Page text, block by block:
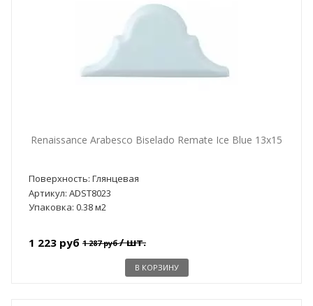
Renaissance Arabesco Biselado Remate Ice Blue 13x15
Поверхность: Глянцевая
Артикул: ADST8023
Упаковка: 0.38 м2
1 223 руб 1 287 руб/ шт.
В КОРЗИНУ